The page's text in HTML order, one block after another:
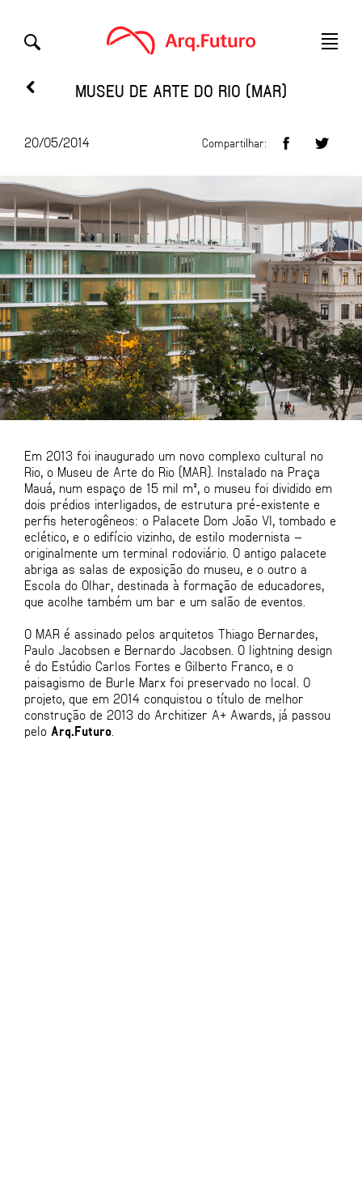
MUSEU DE ARTE DO RIO (MAR)
20/05/2014 Compartilhar:
Em 2013 foi inaugurado um novo complexo cultural no
Rio, o Museu de Arte do Rio (MAR). Instalado na Praça
Mauá, num espaço de 15 mil m², o museu foi dividido em
dois prédios interligados, de estrutura pré-existente e
perfis heterogêneos: o Palacete Dom João VI, tombado e
eclético, e o edifício vizinho, de estilo modernista –
originalmente um terminal rodoviário. O antigo palacete
abriga as salas de exposição do museu, e o outro a
Escola do Olhar, destinada à formação de educadores,
que acolhe também um bar e um salão de eventos.
O MAR é assinado pelos arquitetos Thiago Bernardes,
Paulo Jacobsen e Bernardo Jacobsen. O lightning design
é do Estúdio Carlos Fortes e Gilberto Franco, e o
paisagismo de Burle Marx foi preservado no local. O
projeto, que em 2014 conquistou o título de melhor
construção de 2013 do Architizer A+ Awards, já passou
pelo Arq.Futuro